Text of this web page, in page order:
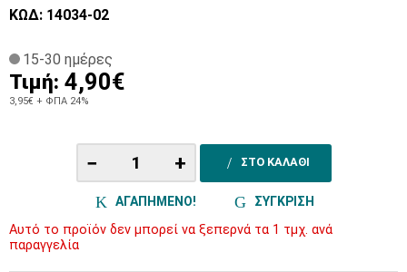
ΚΩΔ: 14034-02
15-30 ημέρες
Τιμή: 4,90€
3,95€ + ΦΠΑ 24%
− + ΣΤΟ ΚΑΛΑΘΙ
ΑΓΑΠΗΜΕΝΟ! ΣΥΓΚΡΙΣΗ
Αυτό το προϊόν δεν μπορεί να ξεπερνά τα 1 τμχ. ανά
παραγγελία